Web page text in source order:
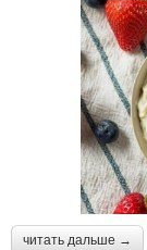
Крем
Детский
читать дальше →